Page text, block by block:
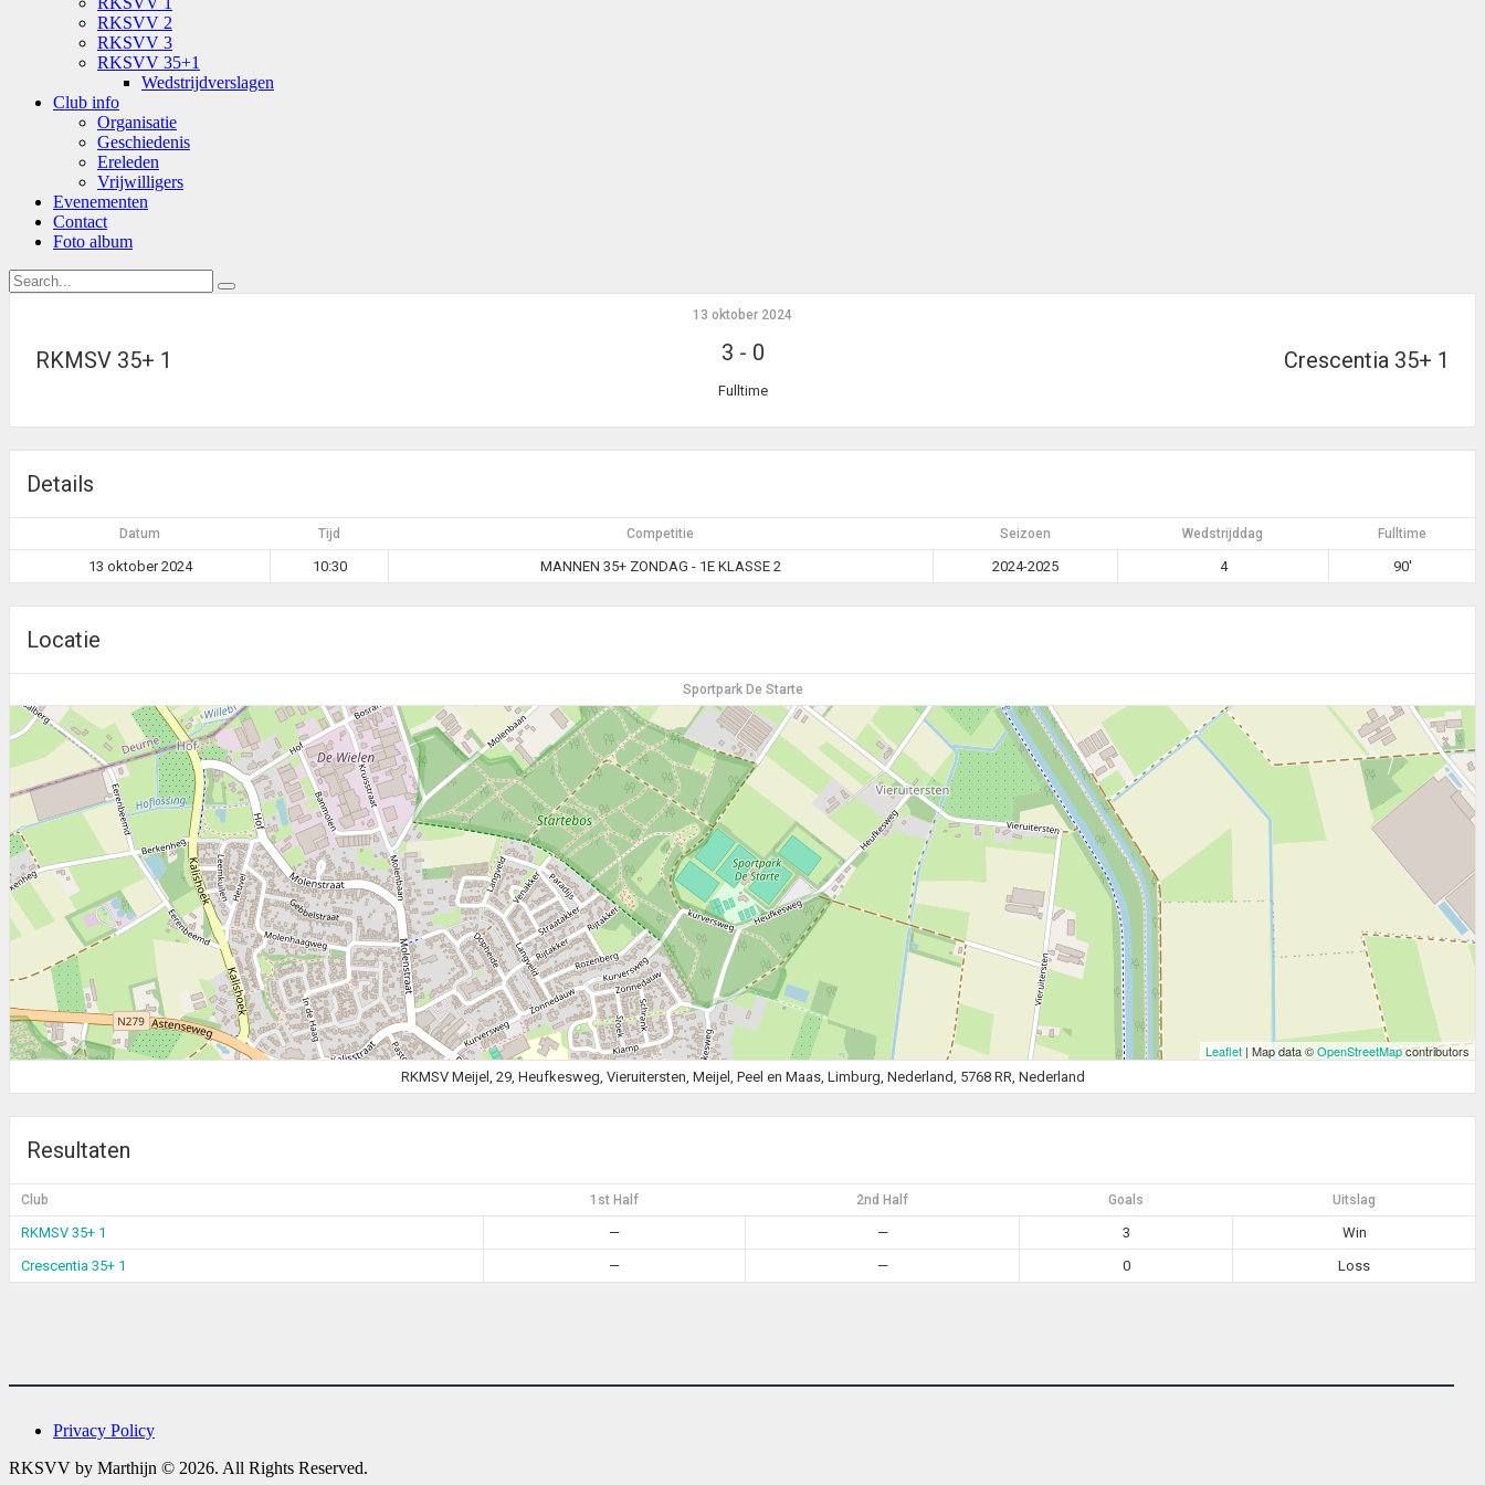
RKSVV 2
RKSVV 3
RKSVV 35+1
Wedstrijdverslagen
Club info
Organisatie
Geschiedenis
Ereleden
Vrijwilligers
Evenementen
Contact
Foto album
RKMSV 35+ 1 Crescentia 35+ 1
13 oktober 2024
3 - 0
Fulltime
Details
Datum Tijd Competitie Seizoen Wedstrijddag Fulltime
13 oktober 2024 10:30 MANNEN 35+ ZONDAG - 1E KLASSE 2 2024-2025 4 90'
Locatie
Sportpark De Starte
Leaflet | Map data ©OpenStreetMapcontributors
RKMSV Meijel, 29, Heufkesweg, Vieruitersten, Meijel, Peel en Maas, Limburg, Nederland, 5768 RR, Nederland
Resultaten
Club 1st Half 2nd Half Goals Uitslag
RKMSV 35+ 1 — — 3
Win
Crescentia 35+ 1
— — 0 Loss
Privacy Policy
RKSVV by Marthijn © 2026. All Rights Reserved.